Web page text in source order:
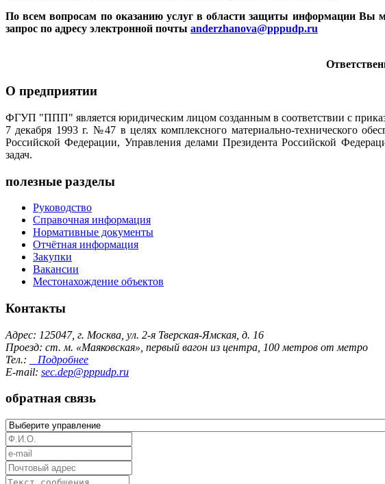
По всем вопросам по оказанию услуг в области защиты информации Вы
запрос по адресу электронной почты anderzhanova@pppudp.ru
О предприятии
ФГУП "ППП" является юридическим лицом созданным в соответствии с
7 декабря 1993 г. №47 в целях комплексного материально-технического
Российской Федерации, Управления делами Президента Российской
задач.
полезные разделы
Руководство
Справочная информация
Нормативные документы
Отчётная информация
Закупки
Вакансии
Местонахождение объектов
Контакты
Адрес: 125047, г. Москва, ул. 2-я Тверская-Ямская, д. 16
Проезд: ст. м. «Маяковская», первый вагон из центра, 100 метров от метро
Тел.:
Подробнее
E-mail: sec.dep@pppudp.ru
обратная связь